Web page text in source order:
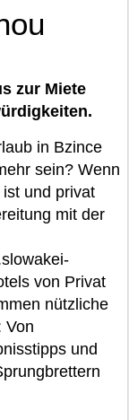
zur Miete
in Bzince
sein? Wenn
ist und privat
mit der
von Privat
nützliche
Von
und